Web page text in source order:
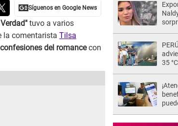
tuvo a varios
la comentarista Tilsa
del romancecon
35